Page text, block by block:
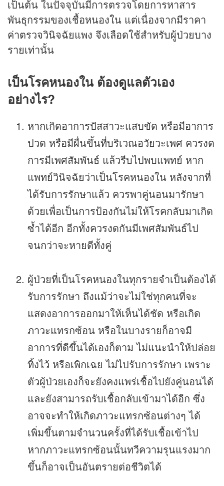
เป็นต้น ในปัจจุบันมีการตรวจโดยการหาสาร
พันธุกรรมของเชื้อหนองใน แต่เนื่องจากมีราคา
ค่าตรวจวินิจฉัยแพง จึงเลือดใช้สำหรับผู้ป่วยบาง
รายเท่านั้น
เป็นโรคหนองใน ต้องดูแลตัวเอง
อย่างไร?
หากเกิดอาการปัสสาวะแสบขัด หรือมีอาการ
ปวด หรือมีผื่นขึ้นที่บริเวณอวัยวะเพศ ควรงด
การมีเพศสัมพันธ์ แล้วรีบไปพบแพทย์ หาก
แพทย์วินิจฉัยว่าเป็นโรคหนองใน หลังจากที่
ได้รับการรักษาแล้ว ควรพาคู่นอนมารักษา
ด้วยเพื่อเป็นการป้องกันไม่ให้โรคกลับมาเกิด
ซ้ำได้อีก อีกทั้งควรงดกันมีเพศสัมพันธ์ไป
จนกว่าจะหายดีทั้งคู่
ผู้ป่วยที่เป็นโรคหนองในทุกรายจำเป็นต้องได้
รับการรักษา ถึงแม้ว่าจะไม่ใช่ทุกคนที่จะ
แสดงอาการออกมาให้เห็นได้ชัด หรือเกิด
ภาวะแทรกซ้อน หรือในบางรายก็อาจมี
อาการที่ดีขึ้นได้เองก็ตาม ไม่แนะนำให้ปล่อย
ทิ้งไว้ หรือเพิกเฉย ไม่ไปรับการรักษา เพราะ
ตัวผู้ป่วยเองก็จะยังคงแพร่เชื้อไปยังคู่นอนได้
และยังสามารถรับเชื้อกลับเข้ามาได้อีก ซึ่ง
อาจจะทำให้เกิดภาวะแทรกซ้อนต่างๆ ได้
เพิ่มขึ้นตามจำนวนครั้งที่ได้รับเชื้อเข้าไป
หากภาวะแทรกซ้อนนั้นทวีความรุนแรงมาก
ขึ้นก็อาจเป็นอันตรายต่อชีวิตได้